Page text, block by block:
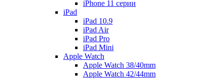
iPhone 11 серии
iPad
iPad 10.9
iPad Air
iPad Pro
iPad Mini
Apple Watch
Apple Watch 38/40mm
Apple Watch 42/44mm